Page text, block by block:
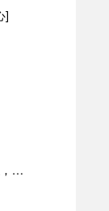
]
站长，许久没有登陆面板，登录提示：嗯，登录详细信息似乎不正确。请重试。 网站还可以正常使用。如果是密码问题请帮忙重置一下密码。谢谢。订单号：97790，账号：aa20210950。 站长，提交了工单，你回复续期成功，不过我的问题是面部登陆信息有问题，一直是初始密码，现在无法登陆，有时间麻烦排查一下。